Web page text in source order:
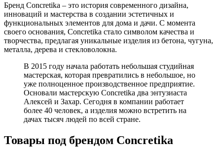
Бренд Concretika – это история современного дизайна,
инноваций и мастерства в создании эстетичных и
функциональных элементов для дома и дачи. С момента
своего основания, Concretika стало символом качества и
творчества, предлагая уникальные изделия из бетона, чугуна,
металла, дерева и стекловолокна.
В 2015 году начала работать небольшая студийная
мастерская, которая превратились в небольшое, но
уже полноценное производственное предприятие.
Основали мастерскую Concretika два энтузиаста
Алексей и Захар. Сегодня в компании работает
более 40 человек, а изделия можно встретить на
дачах тысяч людей по всей стране.
Товары под брендом Concretika